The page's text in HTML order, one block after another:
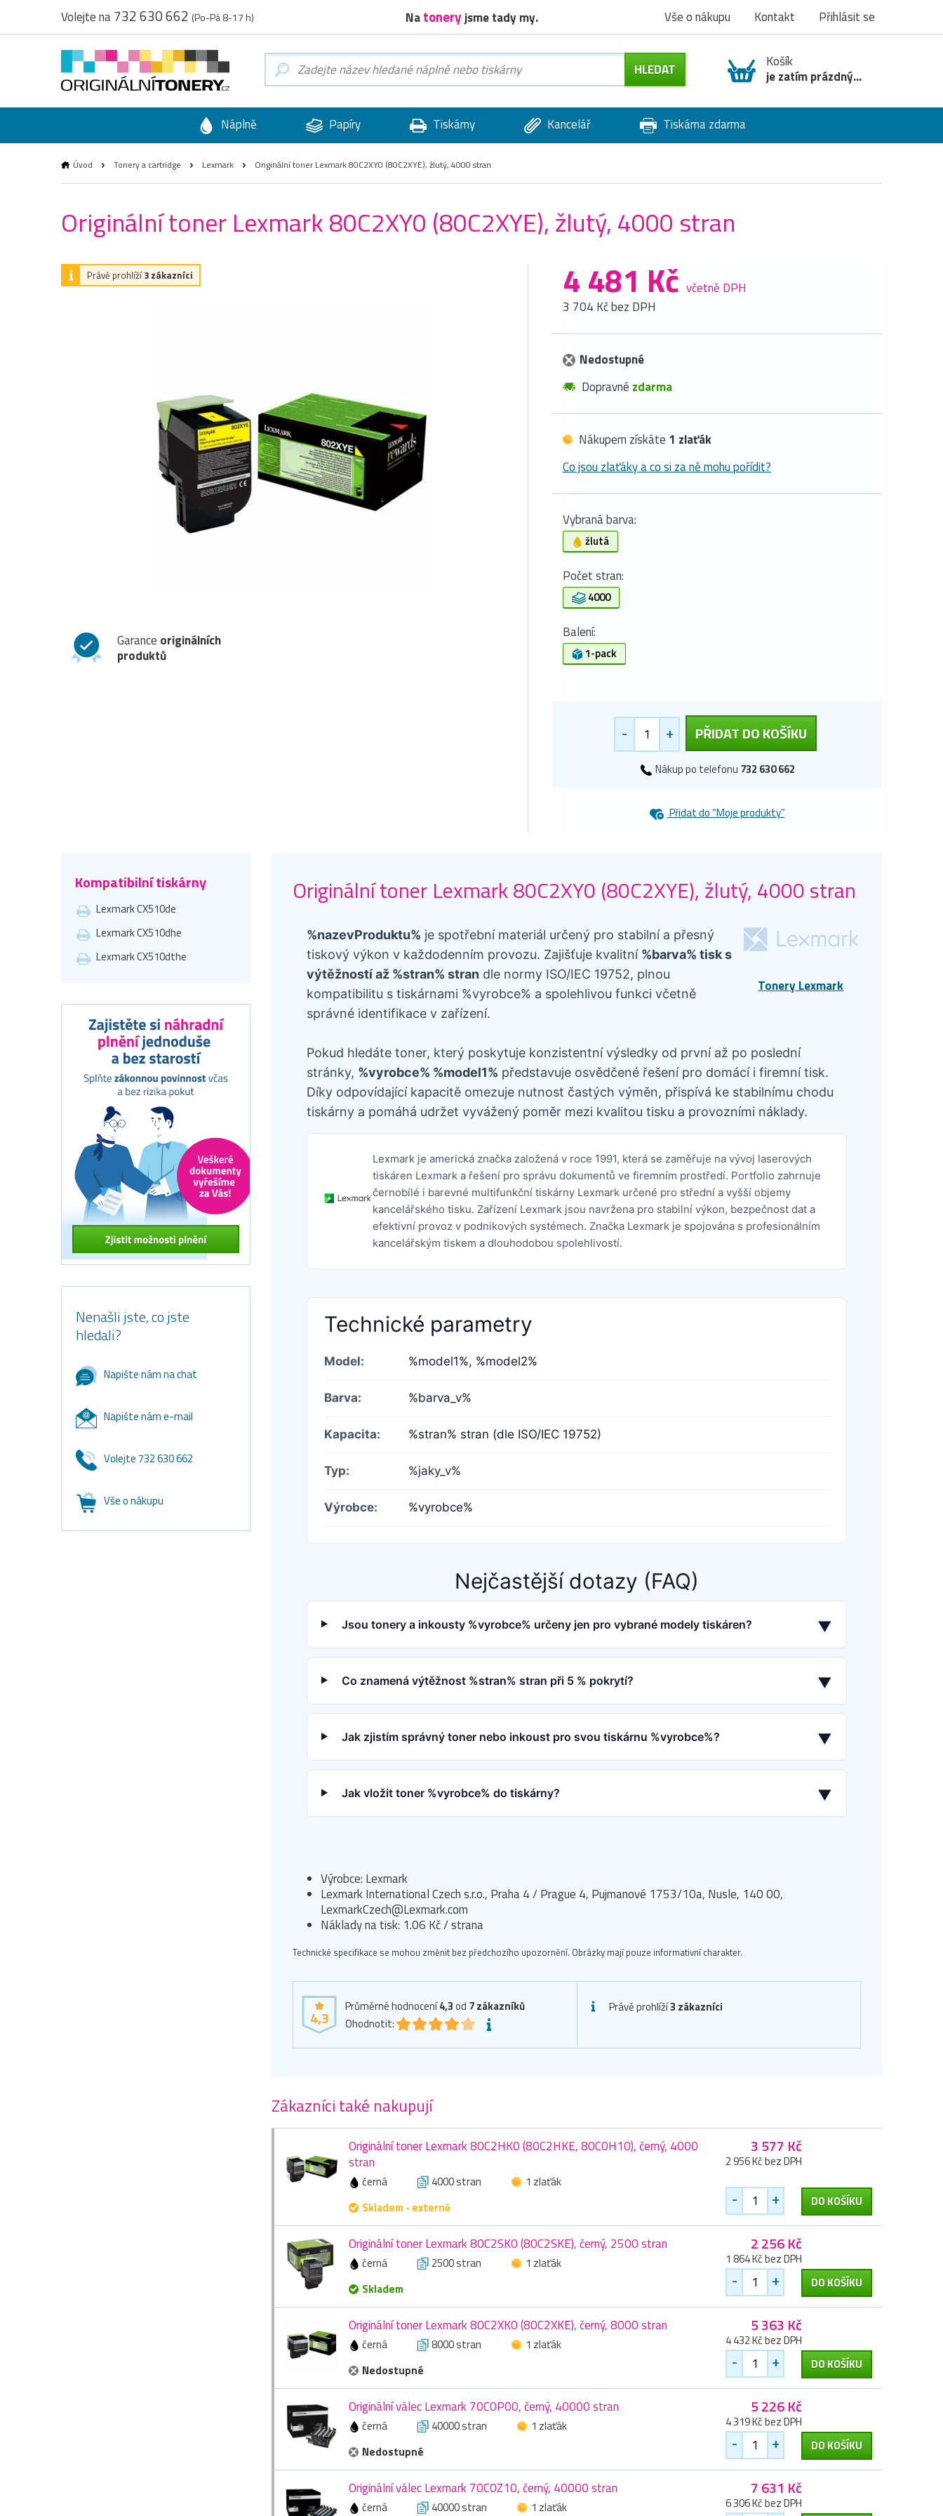
Volejte na732 630 662 (Po-Pá 8-17 h) Natoneryjsme tady my. Vše o nákupu Kontakt Přihlásit se
Košík
je zatím prázdný...
Náplně Papíry Tiskárny Kancelář Tiskárna zdarma
Úvod Tonery a cartridge Lexmark Originální toner Lexmark 80C2XY0 (80C2XYE), žlutý, 4000 stran
Originální toner Lexmark 80C2XY0 (80C2XYE), žlutý, 4000 stran
Právě prohlíží3 zákazníci
Garance originálních
produktů
4 481 Kč včetně DPH
3 704 Kč bez DPH
Nedostupné
Dopravné zdarma
Nákupem získáte 1 zlaťák
Co jsou zlaťáky a co si za ně mohu pořídit?
Vybraná barva:
žlutá
Počet stran:
4000
Balení:
1-pack
- + PŘIDAT DO KOŠÍKU
Nákup po telefonu 732 630 662
Přidat do “Moje produkty”
Kompatibilní tiskárny
Lexmark CX510de
Lexmark CX510dhe
Lexmark CX510dthe
Nenašli jste, co jste
hledali?
Napište nám na chat
Napište nám e-mail
Volejte 732 630 662
Vše o nákupu
Originální toner Lexmark 80C2XY0 (80C2XYE), žlutý, 4000 stran
Tonery Lexmark
%nazevProduktu% je spotřební materiál určený pro stabilní a přesný
tiskový výkon v každodenním provozu. Zajišťuje kvalitní %barva% tisk s
výtěžností až %stran% stran dle normy ISO/IEC 19752, plnou
kompatibilitu s tiskárnami %vyrobce% a spolehlivou funkci včetně
správné identifikace v zařízení.
Pokud hledáte toner, který poskytuje konzistentní výsledky od první až po poslední
stránky, %vyrobce% %model1% představuje osvědčené řešení pro domácí i firemní tisk.
Díky odpovídající kapacitě omezuje nutnost častých výměn, přispívá ke stabilnímu chodu
tiskárny a pomáhá udržet vyvážený poměr mezi kvalitou tisku a provozními náklady.
Lexmark je americká značka založená v roce 1991, která se zaměřuje na vývoj laserových
tiskáren Lexmark a řešení pro správu dokumentů ve firemním prostředí. Portfolio zahrnuje
černobílé i barevné multifunkční tiskárny Lexmark určené pro střední a vyšší objemy
kancelářského tisku. Zařízení Lexmark jsou navržena pro stabilní výkon, bezpečnost dat a
efektivní provoz v podnikových systémech. Značka Lexmark je spojována s profesionálním
kancelářským tiskem a dlouhodobou spolehlivostí.
Technické parametry
Model: %model1%, %model2%
Barva: %barva_v%
Kapacita: %stran% stran (dle ISO/IEC 19752)
Typ: %jaky_v%
Výrobce: %vyrobce%
Nejčastější dotazy (FAQ)
Jsou tonery a inkousty %vyrobce% určeny jen pro vybrané modely tiskáren? ▼
Co znamená výtěžnost %stran% stran při 5 % pokrytí? ▼
Jak zjistím správný toner nebo inkoust pro svou tiskárnu %vyrobce%? ▼
Jak vložit toner %vyrobce% do tiskárny? ▼
Výrobce: Lexmark
Lexmark International Czech s.r.o., Praha 4 / Prague 4, Pujmanové 1753/10a, Nusle, 140 00,
LexmarkCzech@Lexmark.com
Náklady na tisk: 1.06 Kč / strana
Technické specifikace se mohou změnit bez předchozího upozornění. Obrázky mají pouze informativní charakter.
4,3
Průměrné hodnocení4,3od 7zákazníků
Ohodnotit:
Právě prohlíží3 zákazníci
Zákazníci také nakupují
Originální toner Lexmark 80C2HK0 (80C2HKE, 80C0H10), černý, 4000
stran
černá 4000 stran
1 zlaťák
Skladem - externě
3 577 Kč
2 956 Kč bez DPH
- + DO KOŠÍKU
Originální toner Lexmark 80C2SK0 (80C2SKE), černý, 2500 stran
černá 2500 stran
1 zlaťák
Skladem
2 256 Kč
1 864 Kč bez DPH
- + DO KOŠÍKU
Originální toner Lexmark 80C2XK0 (80C2XKE), černý, 8000 stran
černá 8000 stran
1 zlaťák
Nedostupné
5 363 Kč
4 432 Kč bez DPH
- + DO KOŠÍKU
Originální válec Lexmark 70C0P00, černý, 40000 stran
černá 40000 stran
1 zlaťák
Nedostupné
5 226 Kč
4 319 Kč bez DPH
- + DO KOŠÍKU
Originální válec Lexmark 70C0Z10, černý, 40000 stran
černá 40000 stran 1 zlaťák
7 631 Kč
6 306 Kč bez DPH